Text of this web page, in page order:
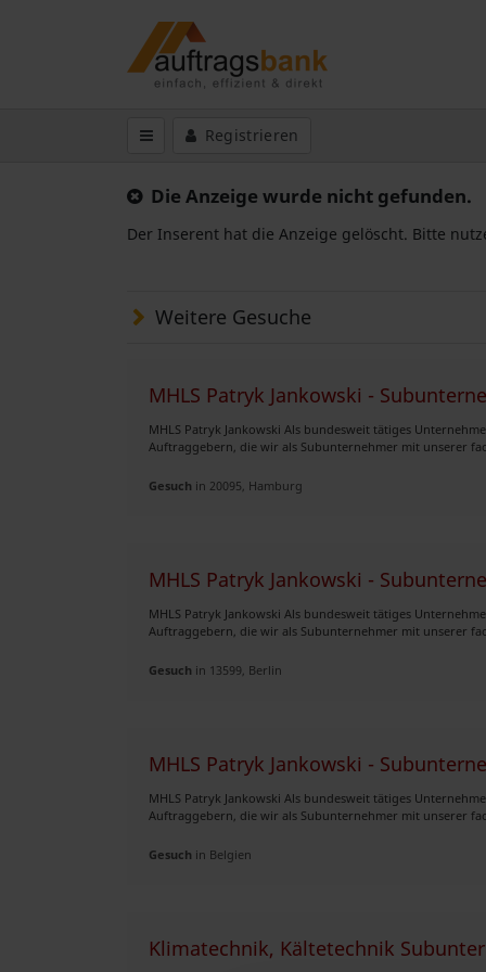
Registrieren
Die Anzeige wurde nicht gefunden.
Der Inserent hat die Anzeige gelöscht. Bitte
Weitere Gesuche
MHLS Patryk Jankowski -
MHLS Patryk Jankowski Als bundesweit tätiges
Auftraggebern, die wir als Subunternehmer mit unserer
Gesuch in 20095, Hamburg
MHLS Patryk Jankowski -
MHLS Patryk Jankowski Als bundesweit tätiges
Auftraggebern, die wir als Subunternehmer mit unserer
Gesuch in 13599, Berlin
MHLS Patryk Jankowski -
MHLS Patryk Jankowski Als bundesweit tätiges
Auftraggebern, die wir als Subunternehmer mit unserer
Gesuch in Belgien
Klimatechnik, Kältetechnik